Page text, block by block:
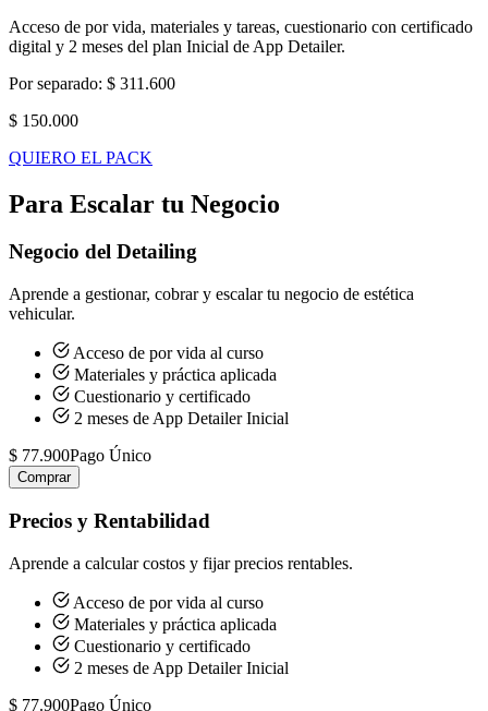
Acceso de por vida, materiales y tareas, cuestionario con certificado
digital y 2 meses del plan Inicial de App Detailer.
Por separado: $ 311.600
$ 150.000
QUIERO EL PACK
Para Escalar tu Negocio
Negocio del Detailing
Aprende a gestionar, cobrar y escalar tu negocio de estética
vehicular.
Acceso de por vida al curso
Materiales y práctica aplicada
Cuestionario y certificado
2 meses de App Detailer Inicial
$ 77.900Pago Único
Comprar
Precios y Rentabilidad
Aprende a calcular costos y fijar precios rentables.
Acceso de por vida al curso
Materiales y práctica aplicada
Cuestionario y certificado
2 meses de App Detailer Inicial
$ 77.900Pago Único